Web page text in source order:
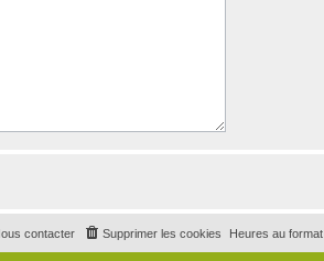
Heures au format
Supprimer les cookies
contacter